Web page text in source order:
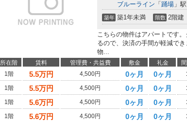
ブルーライン 「 踊場 」
築年 築1年未満 階数 2階建
こちらの物件はアパートです
るので、決済の手間が軽減で
物...
所在階 賃料 管理費・共益費 敷金 礼金
1階
5.5万円 4,500円 0ヶ月 0ヶ月
1階
5.5万円 4,500円 0ヶ月 0ヶ月
1階
5.6万円 4,500円 0ヶ月 0ヶ月
1階
5.6万円 4,500円 0ヶ月 0ヶ月